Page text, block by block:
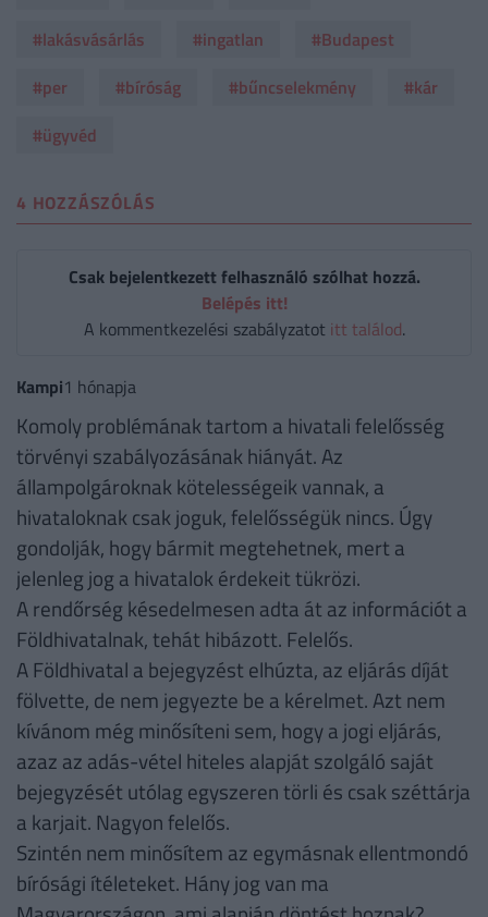
#lakásvásárlás
#ingatlan
#Budapest
#per
#bíróság #bűncselekmény
#kár
#ügyvéd
4 HOZZÁSZÓLÁS
Csak bejelentkezett felhasználó szólhat hozzá.
Belépés itt!
A kommentkezelési szabályzatot itt találod.
Kampi1 hónapja
Komoly problémának tartom a hivatali felelősség
törvényi szabályozásának hiányát. Az
állampolgároknak kötelességeik vannak, a
hivataloknak csak joguk, felelősségük nincs. Úgy
gondolják, hogy bármit megtehetnek, mert a
jelenleg jog a hivatalok érdekeit tükrözi.
A rendőrség késedelmesen adta át az információt a
Földhivatalnak, tehát hibázott. Felelős.
A Földhivatal a bejegyzést elhúzta, az eljárás díját
fölvette, de nem jegyezte be a kérelmet. Azt nem
kívánom még minősíteni sem, hogy a jogi eljárás,
azaz az adás-vétel hiteles alapját szolgáló saját
bejegyzését utólag egyszeren törli és csak széttárja
a karjait. Nagyon felelős.
Szintén nem minősítem az egymásnak ellentmondó
bírósági ítéleteket. Hány jog van ma